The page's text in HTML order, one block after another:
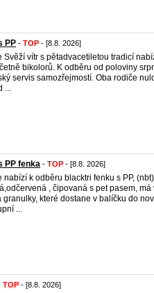
PP - TOP - [8.8. 2026]
Svěží vítr s pětadvacetiletou tradicí
bikolorů. K odběru od poloviny
servis samozřejmostí. Oba rodiče
...
PP fenka - TOP - [8.8. 2026]
k odběru blacktri fenku s PP,
, čipovaná s pet pasem,
granulky, které dostane v balíčku do
...
TOP - [8.8. 2026]